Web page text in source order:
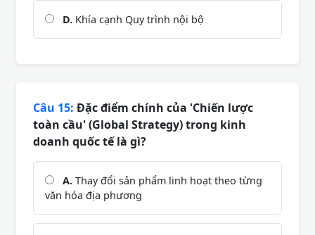
D. Khía cạnh Quy trình nội bộ
Câu 15: Đặc điểm chính của 'Chiến lược
toàn cầu' (Global Strategy) trong kinh
doanh quốc tế là gì?
A. Thay đổi sản phẩm linh hoạt theo từng
văn hóa địa phương